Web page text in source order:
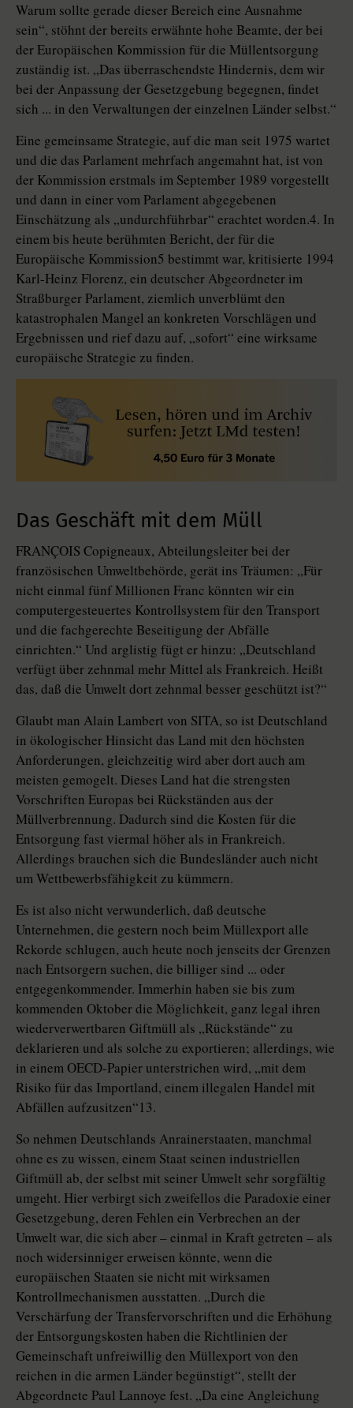
Warum sollte gerade dieser Bereich eine Ausnahme
sein“, stöhnt der bereits erwähnte hohe Beamte, der bei
der Europäischen Kommission für die Müllentsorgung
zuständig ist. „Das überraschendste Hindernis, dem wir
bei der Anpassung der Gesetzgebung begegnen, findet
sich ... in den Verwaltungen der einzelnen Länder selbst.“
Eine gemeinsame Strategie, auf die man seit 1975 wartet
und die das Parlament mehrfach angemahnt hat, ist von
der Kommission erstmals im September 1989 vorgestellt
und dann in einer vom Parlament abgegebenen
Einschätzung als „undurchführbar“ erachtet worden.4. In
einem bis heute berühmten Bericht, der für die
Europäische Kommission5 bestimmt war, kritisierte 1994
Karl-Heinz Florenz, ein deutscher Abgeordneter im
Straßburger Parlament, ziemlich unverblümt den
katastrophalen Mangel an konkreten Vorschlägen und
Ergebnissen und rief dazu auf, „sofort“ eine wirksame
europäische Strategie zu finden.
Das Geschäft mit dem Müll
FRANÇOIS Copigneaux, Abteilungsleiter bei der
französischen Umweltbehörde, gerät ins Träumen: „Für
nicht einmal fünf Millionen Franc könnten wir ein
computergesteuertes Kontrollsystem für den Transport
und die fachgerechte Beseitigung der Abfälle
einrichten.“ Und arglistig fügt er hinzu: „Deutschland
verfügt über zehnmal mehr Mittel als Frankreich. Heißt
das, daß die Umwelt dort zehnmal besser geschützt ist?“
Glaubt man Alain Lambert von SITA, so ist Deutschland
in ökologischer Hinsicht das Land mit den höchsten
Anforderungen, gleichzeitig wird aber dort auch am
meisten gemogelt. Dieses Land hat die strengsten
Vorschriften Europas bei Rückständen aus der
Müllverbrennung. Dadurch sind die Kosten für die
Entsorgung fast viermal höher als in Frankreich.
Allerdings brauchen sich die Bundesländer auch nicht
um Wettbewerbsfähigkeit zu kümmern.
Es ist also nicht verwunderlich, daß deutsche
Unternehmen, die gestern noch beim Müllexport alle
Rekorde schlugen, auch heute noch jenseits der Grenzen
nach Entsorgern suchen, die billiger sind ... oder
entgegenkommender. Immerhin haben sie bis zum
kommenden Oktober die Möglichkeit, ganz legal ihren
wiederverwertbaren Giftmüll als „Rückstände“ zu
deklarieren und als solche zu exportieren; allerdings, wie
in einem OECD-Papier unterstrichen wird, „mit dem
Risiko für das Importland, einem illegalen Handel mit
Abfällen aufzusitzen“13.
So nehmen Deutschlands Anrainerstaaten, manchmal
ohne es zu wissen, einem Staat seinen industriellen
Giftmüll ab, der selbst mit seiner Umwelt sehr sorgfältig
umgeht. Hier verbirgt sich zweifellos die Paradoxie einer
Gesetzgebung, deren Fehlen ein Verbrechen an der
Umwelt war, die sich aber – einmal in Kraft getreten – als
noch widersinniger erweisen könnte, wenn die
europäischen Staaten sie nicht mit wirksamen
Kontrollmechanismen ausstatten. „Durch die
Verschärfung der Transfervorschriften und die Erhöhung
der Entsorgungskosten haben die Richtlinien der
Gemeinschaft unfreiwillig den Müllexport von den
reichen in die armen Länder begünstigt“, stellt der
Abgeordnete Paul Lannoye fest. „Da eine Angleichung